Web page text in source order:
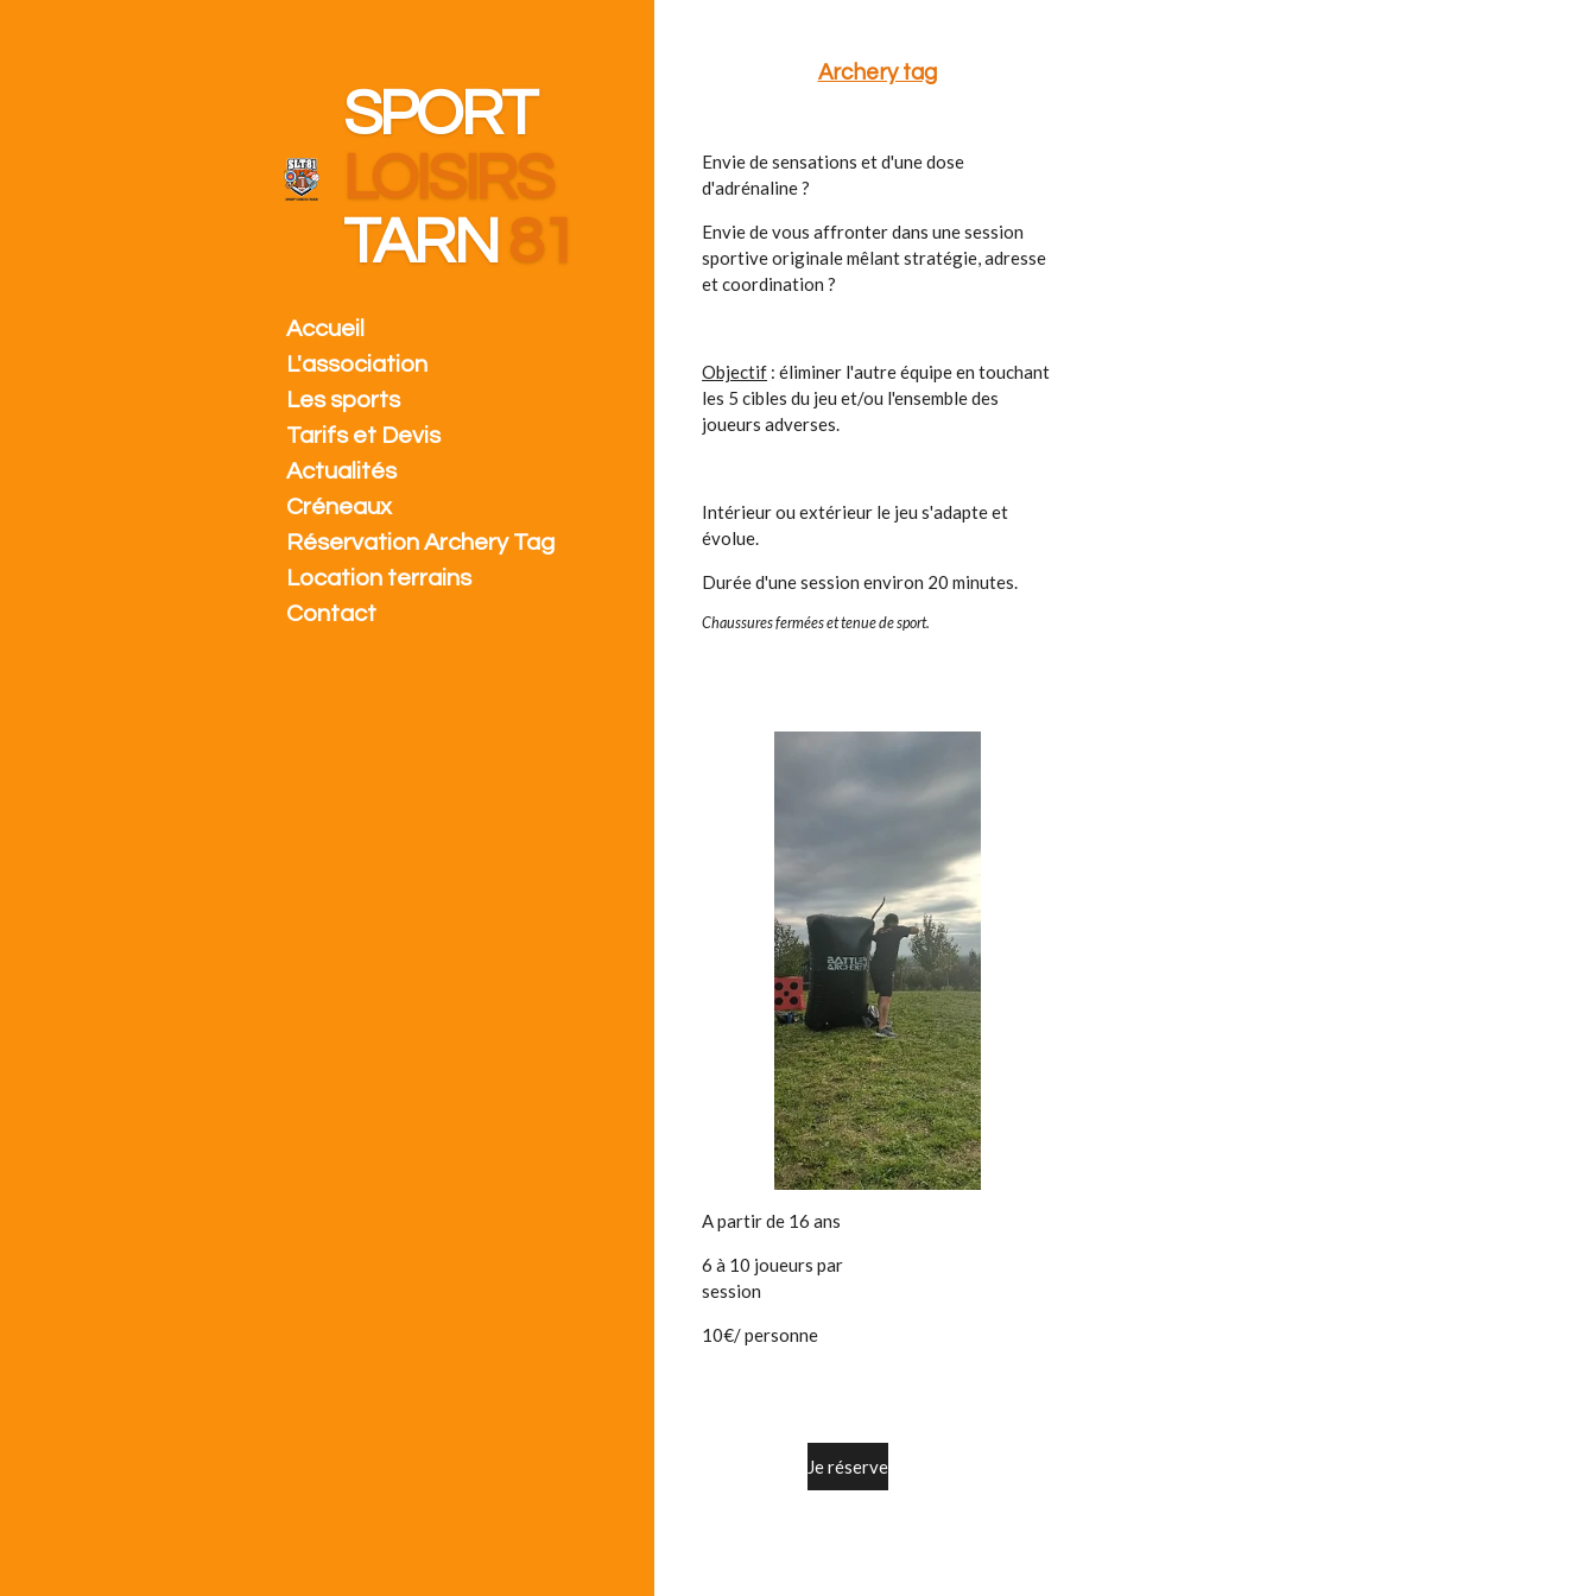
Archery tag
Envie de sensations et d'une dose
d'adrénaline ?
Envie de vous affronter dans une session
sportive originale mêlant stratégie, adresse
et coordination ?
Objectif : éliminer l'autre équipe en touchant
les 5 cibles du jeu et/ou l'ensemble des
joueurs adverses.
Intérieur ou extérieur le jeu s'adapte et
évolue.
Durée d'une session environ 20 minutes.
Chaussures fermées et tenue de sport.
A partir de 16 ans
6 à 10 joueurs par
session
10€/ personne
Je réserve
SPORT
LOISIRS
TARN 81
Accueil
L'association
Les sports
Tarifs et Devis
Actualités
Créneaux
Réservation Archery Tag
Location terrains
Contact